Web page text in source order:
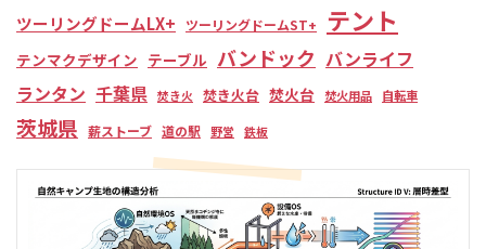
ツーリングドームLX+ ツーリングドームST+ テント
テンマクデザイン テーブル バンドック バンライフ
ランタン 千葉県 焚き火 焚き火台 焚火台 焚火用品 自転車
茨城県 薪ストーブ 道の駅 野営 鉄板